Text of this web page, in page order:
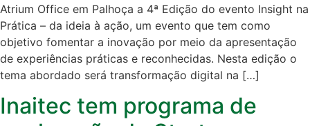
Atrium Office em Palhoça a 4ª Edição do evento Insight na
Prática – da ideia à ação, um evento que tem como
objetivo fomentar a inovação por meio da apresentação
de experiências práticas e reconhecidas. Nesta edição o
tema abordado será transformação digital na […]
Inaitec tem programa de